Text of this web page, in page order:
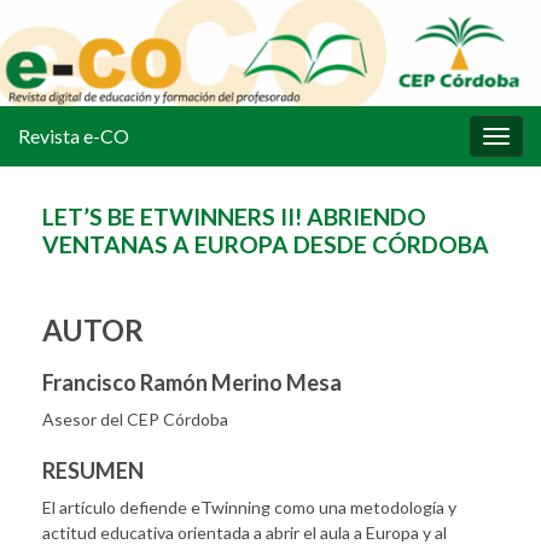
la
Revista e-CO
LET’S BE ETWINNERS II! ABRIENDO
VENTANAS A EUROPA DESDE CÓRDOBA
AUTOR
Francisco Ramón Merino Mesa
Asesor del CEP Córdoba
RESUMEN
El artículo defiende eTwinning como una metodología y
actitud educativa orientada a abrir el aula a Europa y al